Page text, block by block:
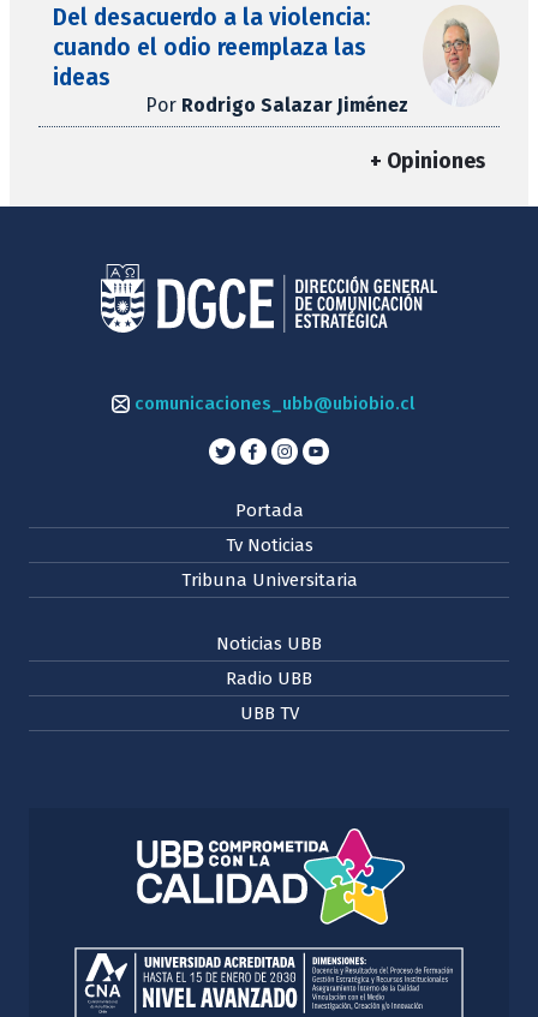
Del desacuerdo a la violencia:
cuando el odio reemplaza las
ideas
Por Rodrigo Salazar Jiménez
+ Opiniones
comunicaciones_ubb@ubiobio.cl
Portada
Tv Noticias
Tribuna Universitaria
Noticias UBB
Radio UBB
UBB TV